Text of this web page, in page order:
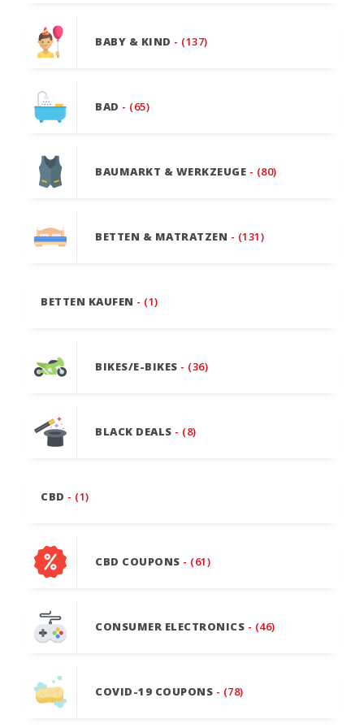
BABY & KIND - (137)
BAD - (65)
BAUMARKT & WERKZEUGE - (80)
BETTEN & MATRATZEN - (131)
BETTEN KAUFEN - (1)
BIKES/E-BIKES - (36)
BLACK DEALS - (8)
CBD - (1)
CBD COUPONS - (61)
CONSUMER ELECTRONICS - (46)
COVID-19 COUPONS - (78)